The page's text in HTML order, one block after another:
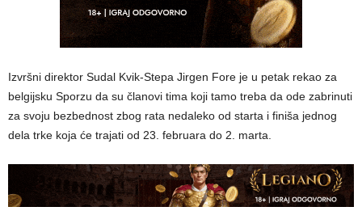
Izvršni direktor Sudal Kvik-Stepa Jirgen Fore je u petak rekao za
belgijsku Sporzu da su članovi tima koji tamo treba da ode zabrinuti
za svoju bezbednost zbog rata nedaleko od starta i finiša jednog
dela trke koja će trajati od 23. februara do 2. marta.